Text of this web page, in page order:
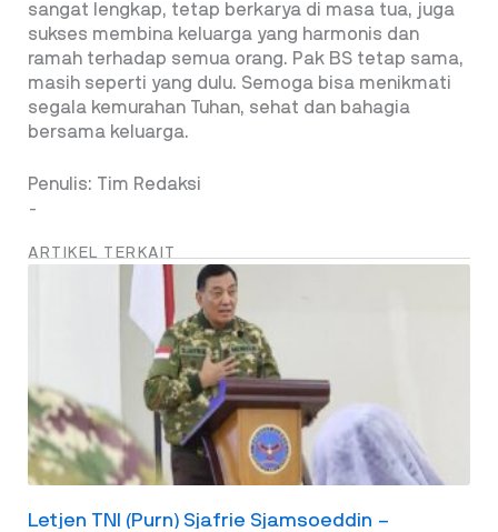
sangat lengkap, tetap berkarya di masa tua, juga
sukses membina keluarga yang harmonis dan
ramah terhadap semua orang. Pak BS tetap sama,
masih seperti yang dulu. Semoga bisa menikmati
segala kemurahan Tuhan, sehat dan bahagia
bersama keluarga.
Penulis: Tim Redaksi
-
ARTIKEL TERKAIT
Letjen TNI (Purn) Sjafrie Sjamsoeddin –